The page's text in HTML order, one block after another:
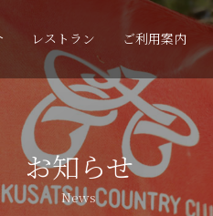
レストラン ご利用案内
お知らせ
News